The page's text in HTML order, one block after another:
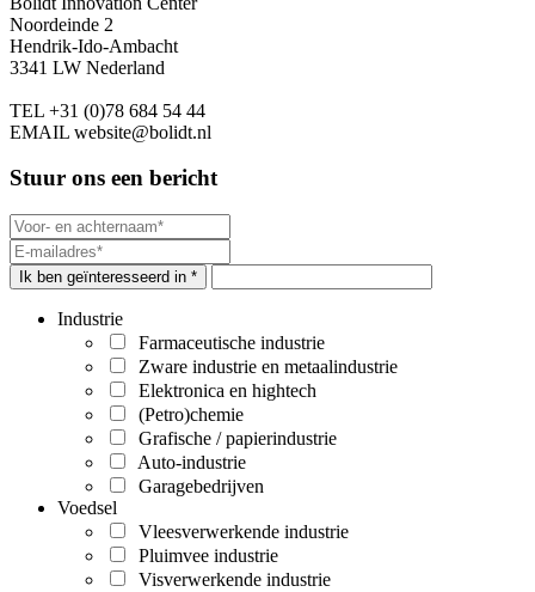
Noordeinde 2
Hendrik-Ido-Ambacht
3341 LW Nederland
TEL +31 (0)78 684 54 44
EMAIL website@bolidt.nl
Stuur ons een bericht
Ik ben geïnteresseerd in *
Industrie
Farmaceutische industrie
Zware industrie en metaalindustrie
Elektronica en hightech
(Petro)chemie
Grafische / papierindustrie
Auto-industrie
Garagebedrijven
Voedsel
Vleesverwerkende industrie
Pluimvee industrie
Visverwerkende industrie